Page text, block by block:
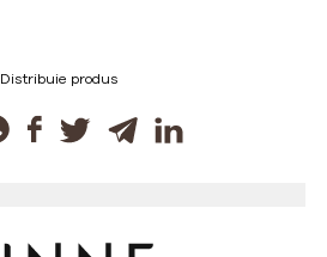
Distribuie produs